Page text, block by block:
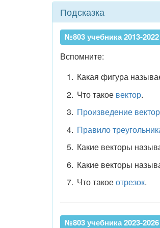
Подсказка
№803 учебника 2013-2022
Вспомните:
Какая фигура
Что такое вектор.
Произведение
Правило
Какие векторы
Какие векторы
Что такоеотрезок.
№803 учебника 2023-2026